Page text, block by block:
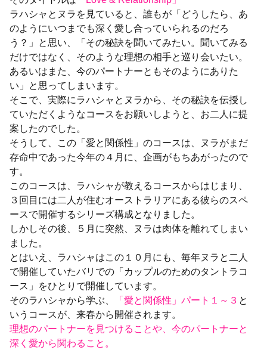
ラハシャとヌラを見ていると、誰もが「どうしたら、あ
のようにいつまでも深く愛し合っていられるのだろ
う？」と思い、「その秘訣を聞いてみたい。聞いてみる
だけではなく、そのような理想の相手と巡り会いたい。
あるいはまた、今のパートナーともそのようにありた
い」と思ってしまいます。
そこで、実際にラハシャとヌラから、その秘訣を伝授し
ていただくようなコースをお願いしようと、お二人に提
案したのでした。
そうして、この「愛と関係性」のコースは、ヌラがまだ
存命中であった今年の４月に、企画がもちあがったので
す。
このコースは、ラハシャが教えるコースからはじまり、
３回目には二人が住むオーストラリアにある彼らのスペ
ースで開催するシリーズ構成となりました。
しかしその後、５月に突然、ヌラは肉体を離れてしまい
ました。
とはいえ、ラハシャはこの１０月にも、毎年ヌラと二人
で開催していたバリでの「カップルのためのタントラコ
ース」をひとりで開催しています。
そのラハシャから学ぶ、
「愛と関係性」パート１～３ と
いうコースが、来春から開催されます。
理想のパートナーを見つけることや、今のパートナーと
深く愛から関わること。